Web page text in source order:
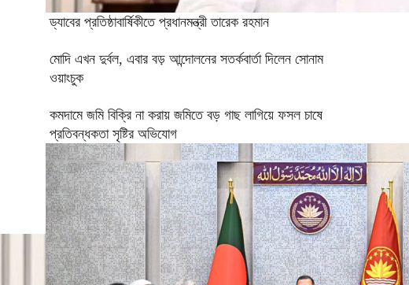
ড্যাবের প্রতিষ্ঠাবার্ষিকীতে প্রধানমন্ত্রী তারেক রহমান
মোদি এখন দুর্বল, এবার বড় আন্দোলনের সতর্কবার্তা দিলেন সোনাম
ওয়াংচুক
কমদামে জমি বিক্রি না করায় জমিতে বড় গাছ লাগিয়ে ফসল চাষে
প্রতিবন্ধকতা সৃষ্টির অভিযোগ